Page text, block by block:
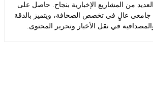
من المشاريع الإخبارية بنجاح. حاصل على
جامعي عالٍ في تخصص الصحافة، ويتميز بالدقة
في نقل الأخبار وتحرير المحتوى.